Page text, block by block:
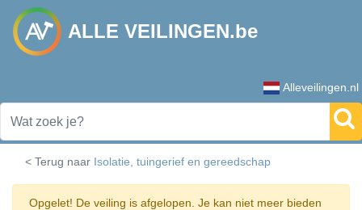
ALLE VEILINGEN.be
Alleveilingen.nl
< Terug naar Isolatie, tuingerief en gereedschap
Opgelet! De veiling is afgelopen. Je kan niet meer bieden